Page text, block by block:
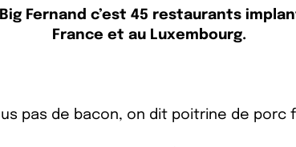
Fernand c’est 45 restaurants
France et au Luxembourg.
pas de bacon, on dit poitrine de porc